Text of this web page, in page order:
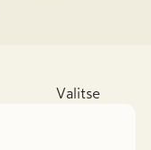
Valitse